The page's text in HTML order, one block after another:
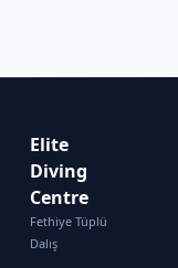
Elite
Diving
Centre
Fethiye Tüplü
Dalış